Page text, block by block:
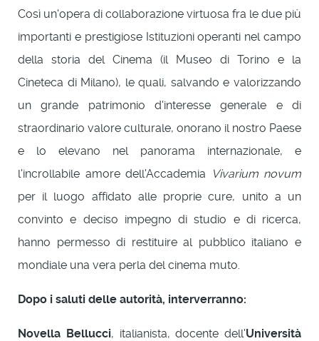
Così un'opera di collaborazione virtuosa fra le due più
importanti e prestigiose Istituzioni operanti nel campo
della storia del Cinema (il Museo di Torino e la
Cineteca di Milano), le quali, salvando e valorizzando
un grande patrimonio d'interesse generale e di
straordinario valore culturale, onorano il nostro Paese
e lo elevano nel panorama internazionale, e
l'incrollabile amore dell'Accademia
Vivarium novum
per il luogo affidato alle proprie cure, unito a un
convinto e deciso impegno di studio e di ricerca,
hanno permesso di restituire al pubblico italiano e
mondiale una vera perla del cinema muto.
Dopo i saluti delle autorità, interverranno:
Novella Bellucci, italianista, docente dell'Università